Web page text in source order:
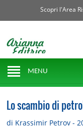
Scopri l'Area
MENU
Lo scambio di
di Krassimir Petrov -